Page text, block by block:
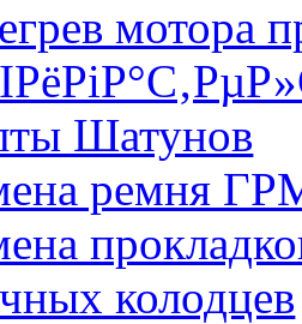
мотора
Шатунов
ремня
колодцев